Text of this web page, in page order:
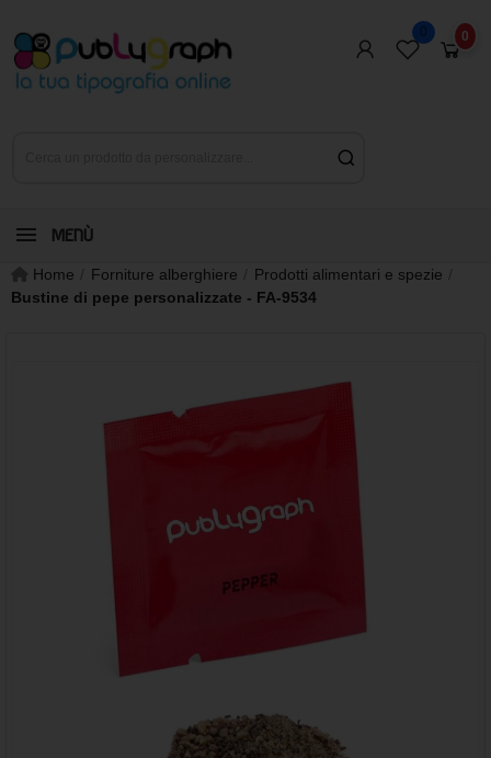
0 0
MENÙ
Home Forniture alberghiere
Prodotti alimentari e spezie
Bustine di pepe personalizzate - FA-9534